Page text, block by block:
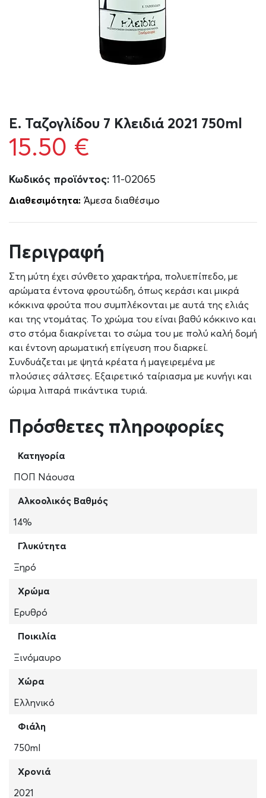
Ε. Ταζογλίδου 7 Κλειδιά 2021 750ml
15.50 €
Κωδικός προϊόντος: 11-02065
Διαθεσιμότητα: Άμεσα διαθέσιμο
Περιγραφή
Στη μύτη έχει σύνθετο χαρακτήρα, πολυεπίπεδο, με
αρώματα έντονα φρουτώδη, όπως κεράσι και μικρά
κόκκινα φρούτα που συμπλέκονται με αυτά της ελιάς
και της ντομάτας. Το χρώμα του είναι βαθύ κόκκινο και
στο στόμα διακρίνεται το σώμα του με πολύ καλή δομή
και έντονη αρωματική επίγευση που διαρκεί.
Συνδυάζεται με ψητά κρέατα ή μαγειρεμένα με
πλούσιες σάλτσες. Εξαιρετικό ταίριασμα με κυνήγι και
ώριμα λιπαρά πικάντικα τυριά.
Πρόσθετες πληροφορίες
Κατηγορία
ΠΟΠ Νάουσα
Αλκοολικός Βαθμός
14%
Γλυκύτητα
Ξηρό
Χρώμα
Ερυθρό
Ποικιλία
Ξινόμαυρο
Χώρα
Ελληνικό
Φιάλη
750ml
Χρονιά
2021